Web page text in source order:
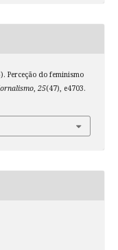
Perceção do feminismo
, 25(47), e4703.